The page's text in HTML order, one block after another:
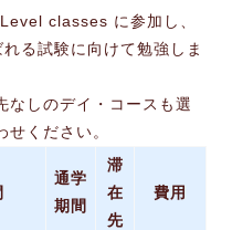
classes に参加し、
る試験に向けて勉強しま
なしのデイ・コースも選
ください。
通学
期間
滞
在
先
費用